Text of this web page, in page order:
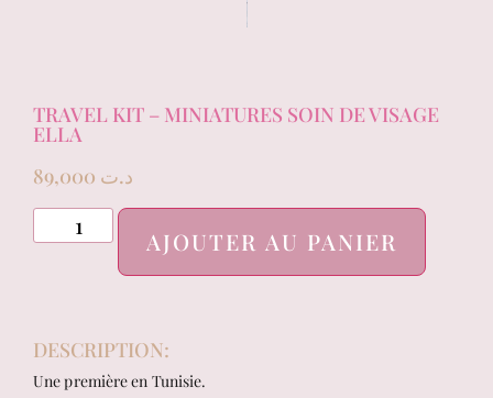
TRAVEL KIT – MINIATURES SOIN DE VISAGE
ELLA
د.ت
AJOUTER AU PANIER
DESCRIPTION:
Une première en Tunisie.